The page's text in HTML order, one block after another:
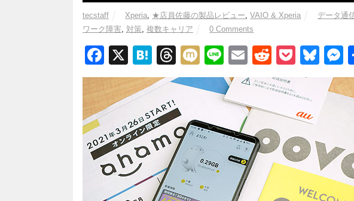
tecstaff Xperia, ★店員佐藤の製品レビュー,VAIO & Xperia データ通
ワーク障害, 対策, 複数キャリア 0 Comments
F
a
c
e
b
o
o
k
X
H
at
e
n
a
T
hr
e
a
d
s
M
ixi
Li
n
e
E
m
ail
R
e
d
di
t
P
o
ck
et
Bl
e
e
g